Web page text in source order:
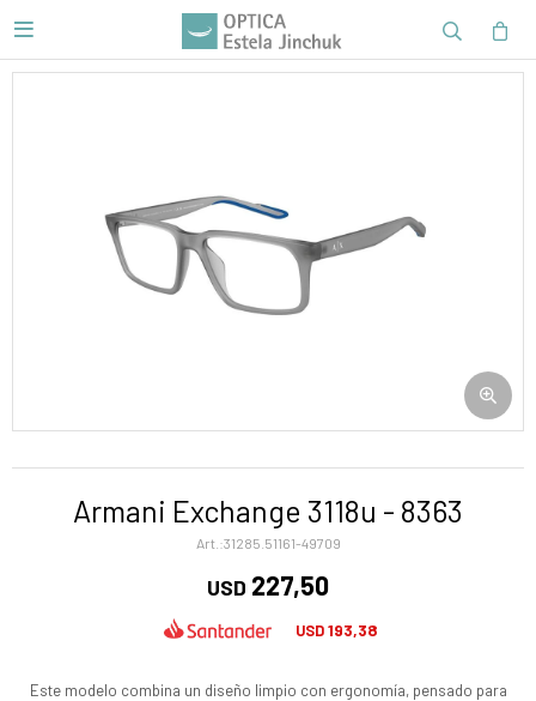

Armani Exchange 3118u - 8363
31285.51161-49709
USD 227,50
USD193,38
Este modelo combina un diseño limpio con ergonomía, pensado para